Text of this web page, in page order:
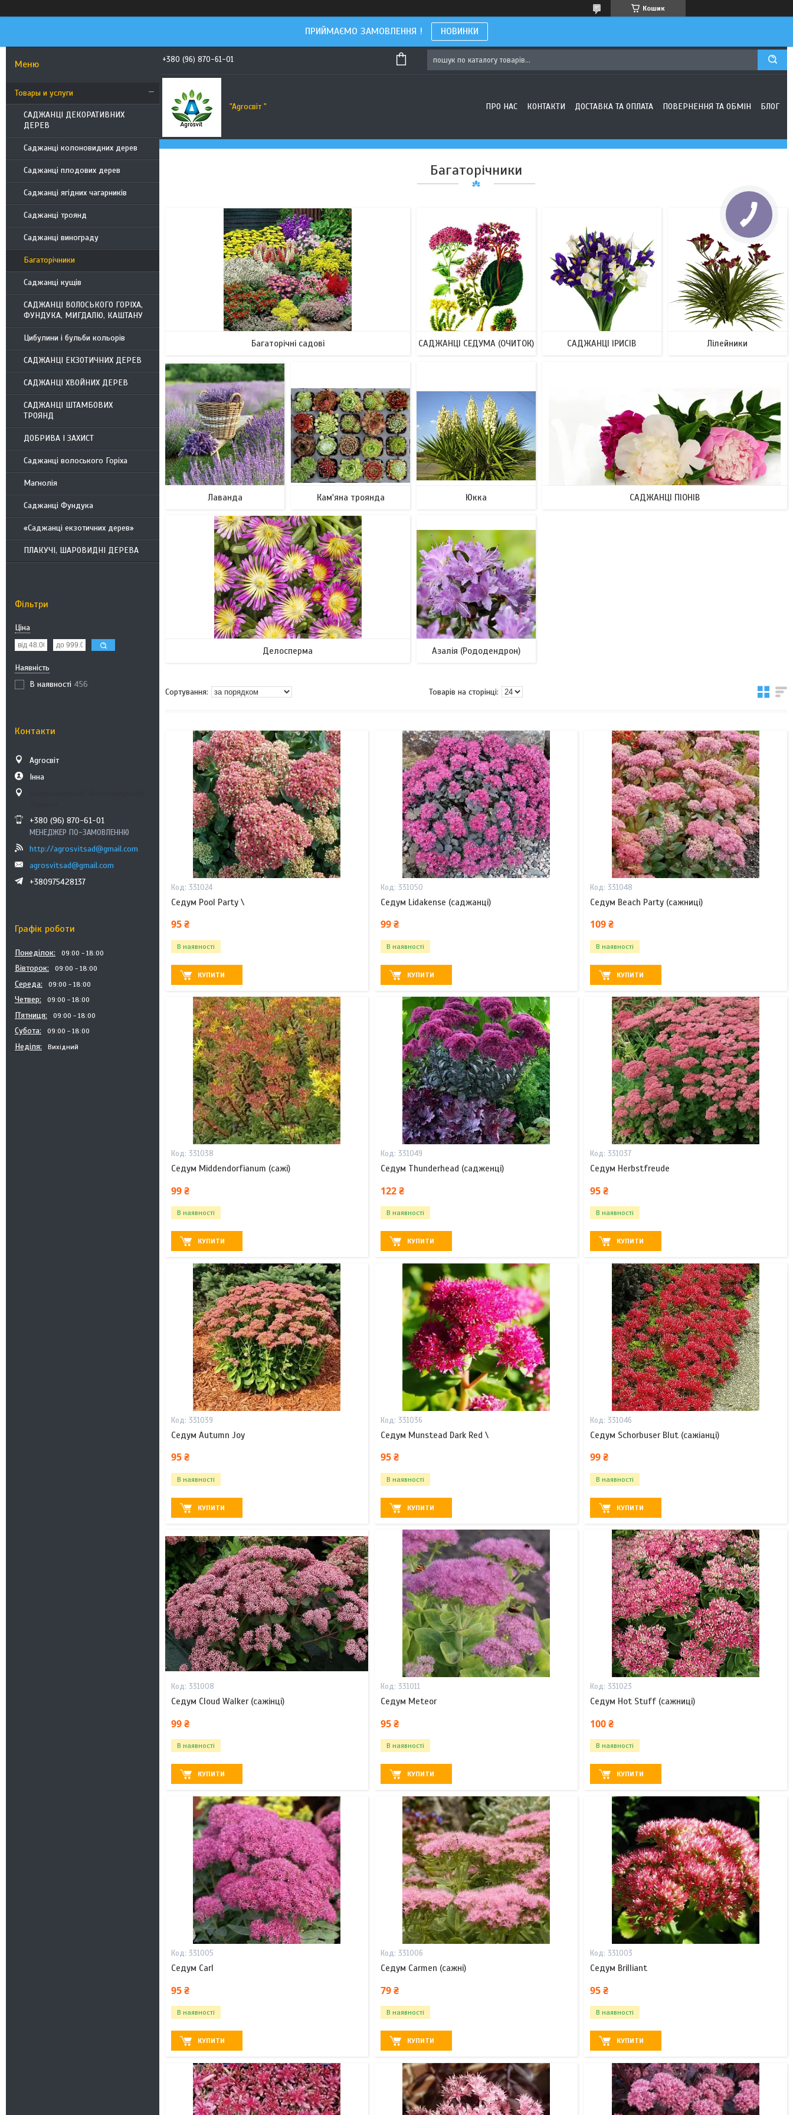
Кошик
ПРИЙМАЄМО ЗАМОВЛЕННЯ ! НОВИНКИ
Товары и услуги
САДЖАНЦІ ДЕКОРАТИВНИХ
ДЕРЕВ
Саджанці колоновидних дерев
Саджанці плодових дерев
Саджанці ягідних чагарників
Саджанці троянд
Саджанці винограду
Багаторічники
Саджанці кущів
САДЖАНЦІ ВОЛОСЬКОГО ГОРІХА,
ФУНДУКА, МИГДАЛЮ, КАШТАНУ
Цибулини і бульби кольорів
САДЖАНЦІ ЕКЗОТИЧНИХ ДЕРЕВ
САДЖАНЦІ ХВОЙНИХ ДЕРЕВ
САДЖАНЦІ ШТАМБОВИХ
ТРОЯНД
ДОБРИВА І ЗАХИСТ
Саджанці волоського Горіха
Магнолія
Саджанці Фундука
«Саджанці екзотичних дерев»
ПЛАКУЧІ, ШАРОВИДНІ ДЕРЕВА
Фільтри
Ціна
Наявність
В наявності 456
Контакти
Аgroсвіт
Інна
+380 (96) 870-61-01
МЕНЕДЖЕР ПО-ЗАМОВЛЕННЮ
http://agrosvitsad@gmail.com
agrosvitsad@gmail.com
+380975428137
Графік роботи
Понеділок 09:00 18:00
Вівторок 09:00 18:00
Середа 09:00 18:00
Четвер 09:00 18:00
Пʼятниця 09:00 18:00
Субота 09:00 18:00
Неділя Вихідний
+380 (96) 870-61-01
"Agroсвiт " ПРО НАС КОНТАКТИ ДОСТАВКА ТА ОПЛАТА ПОВЕРНЕННЯ ТА ОБМІН БЛОГ
Багаторічники
56
Багаторічні садові
50
САДЖАНЦІ СЕДУМА (ОЧИТОК)
180
САДЖАНЦІ ІРИСІВ
136
Лілейники
21
Лаванда
4
Кам'яна троянда
4
Юкка САДЖАНЦІ ПІОНІВ
Делосперма Азалія (Рододендрон)
331024
Седум Pool Party \
95 ₴
В наявності
КУПИТИ
331050
Седум Lidakense (саджанці)
99 ₴
В наявності
КУПИТИ
331048
Седум Beach Party (сажниці)
109 ₴
В наявності
КУПИТИ
331038
Седум Middendorfianum (сажі)
99 ₴
В наявності
КУПИТИ
331049
Седум Thunderhead (садженці)
122 ₴
В наявності
КУПИТИ
331037
Седум Herbstfreude
95 ₴
В наявності
КУПИТИ
331039
Седум Autumn Joy
95 ₴
В наявності
КУПИТИ
331036
Седум Munstead Dark Red \
95 ₴
В наявності
КУПИТИ
331046
Седум Schorbuser Blut (сажіанці)
99 ₴
В наявності
КУПИТИ
331008
Седум Cloud Walker (сажінці)
99 ₴
В наявності
КУПИТИ
331011
Седум Meteor
95 ₴
В наявності
КУПИТИ
331023
Седум Hot Stuff (сажниці)
100 ₴
В наявності
КУПИТИ
331005
Седум Carl
95 ₴
В наявності
КУПИТИ
331006
Седум Carmen (сажні)
79 ₴
В наявності
КУПИТИ
331003
Седум Brilliant
95 ₴
В наявності
КУПИТИ